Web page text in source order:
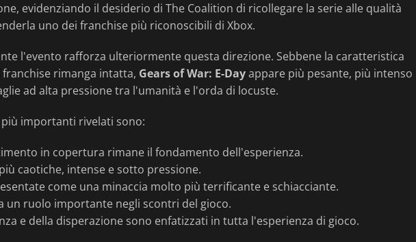
evidenziando il desiderio di The Coalition di ricollegare la serie alle qualità
uno dei franchise più riconoscibili di Xbox.
l'evento rafforza ulteriormente questa direzione. Sebbene la caratteristica
rimanga intatta, Gears of War: E-Dayappare più pesante, più intenso
ad alta pressione tra l'umanità e l'orda di locuste.
importanti rivelati sono:
in copertura rimane il fondamento dell'esperienza.
caotiche, intense e sotto pressione.
come una minaccia molto più terrificante e schiacciante.
un ruolo importante negli scontri del gioco.
e della disperazione sono enfatizzati in tutta l'esperienza di gioco.